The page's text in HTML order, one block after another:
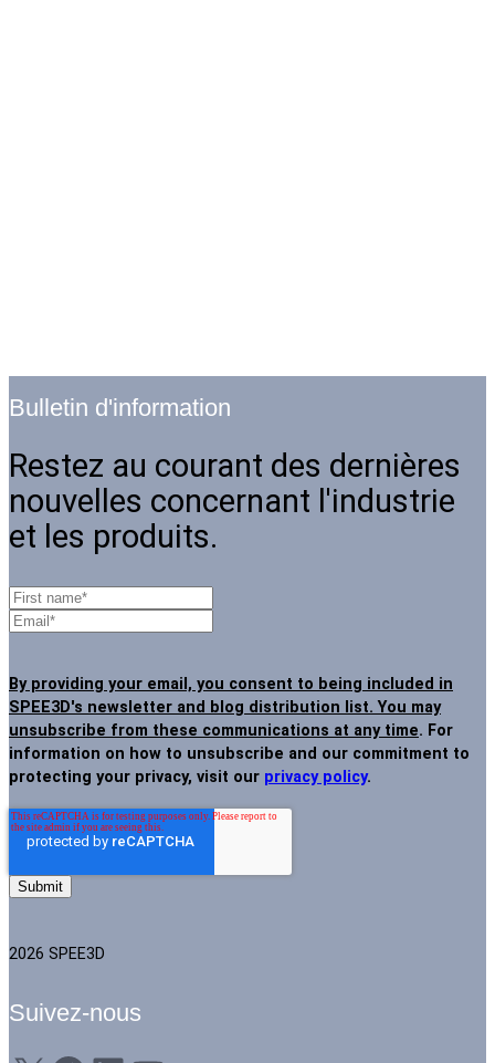
Bulletin d'information
Restez au courant des dernières
nouvelles concernant l'industrie
et les produits.
By providing your email, you consent to being included in
SPEE3D's newsletter and blog distribution list. You may
unsubscribe from these communications at any time. For
information on how to unsubscribe and our commitment to
protecting your privacy, visit our privacy policy.
2026 SPEE3D
Suivez-nous